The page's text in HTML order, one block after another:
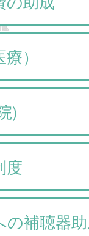
）
)
度
の補聴器